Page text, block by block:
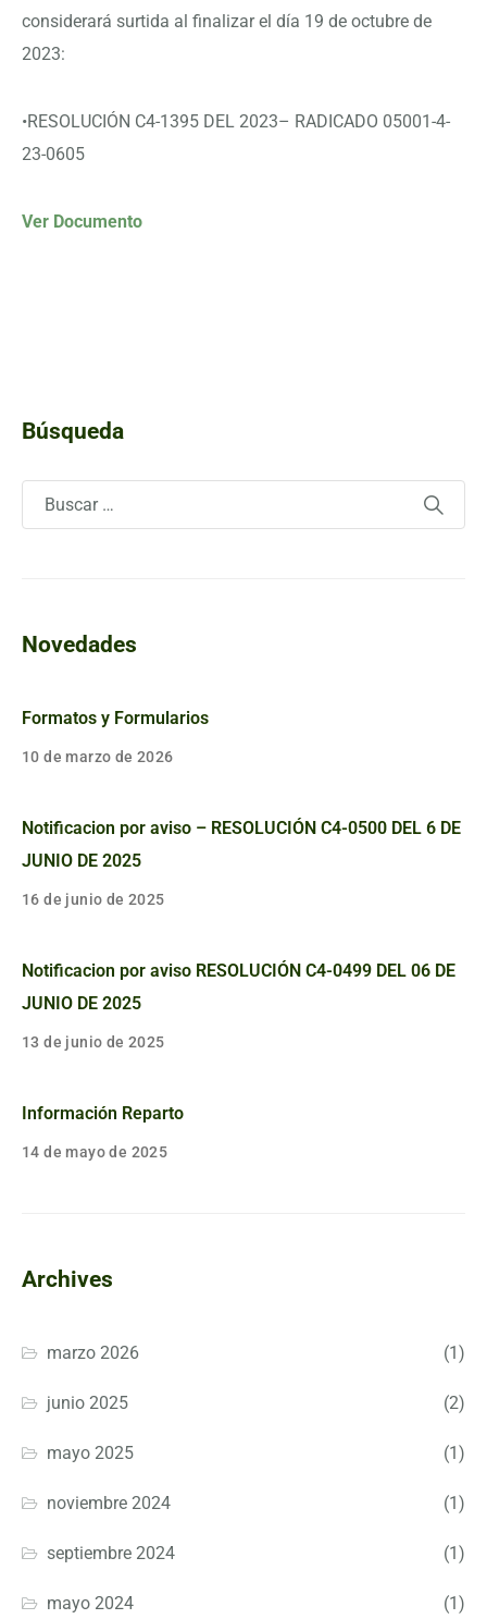
considerará surtida al finalizar el día 19 de octubre de
2023:
•RESOLUCIÓN C4-1395 DEL 2023– RADICADO 05001-4-
23-0605
Ver Documento
Búsqueda
Novedades
Formatos y Formularios
10 de marzo de 2026
Notificacion por aviso – RESOLUCIÓN C4-0500 DEL 6 DE
JUNIO DE 2025
16 de junio de 2025
Notificacion por aviso RESOLUCIÓN C4-0499 DEL 06 DE
JUNIO DE 2025
13 de junio de 2025
Información Reparto
14 de mayo de 2025
Archives
marzo 2026 (1)
junio 2025 (2)
mayo 2025 (1)
noviembre 2024 (1)
septiembre 2024 (1)
mayo 2024 (1)